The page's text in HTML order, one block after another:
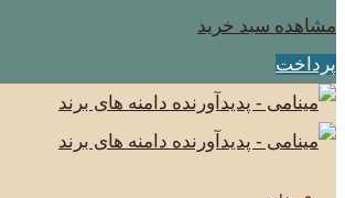
مشاهده سبد خرید
پرداخت